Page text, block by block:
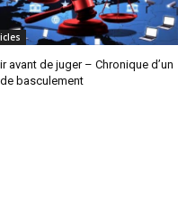
avant de juger – Chronique d’un
basculement